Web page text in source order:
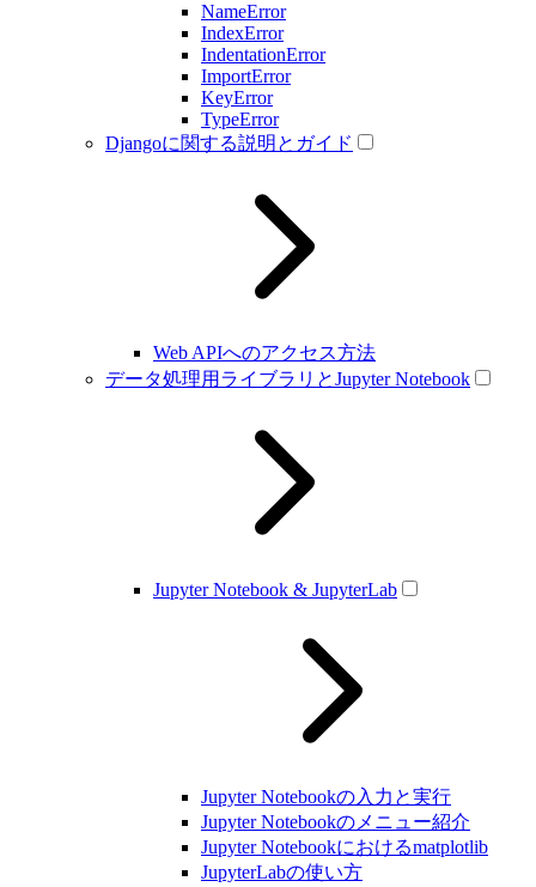
NameError
IndexError
IndentationError
ImportError
KeyError
TypeError
Djangoに関する説明とガイド
Web APIへのアクセス方法
データ処理用ライブラリとJupyter Notebook
Jupyter Notebook & JupyterLab
Jupyter Notebookの入力と実行
Jupyter Notebookのメニュー紹介
Jupyter Notebookにおけるmatplotlib
JupyterLabの使い方